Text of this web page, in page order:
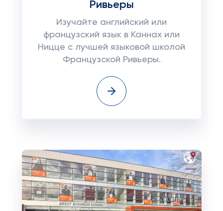
Ривьеры
Изучайте английский или
французский язык в Каннах или
Ницце с лучшей языковой школой
Французской Ривьеры.